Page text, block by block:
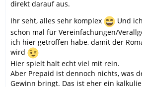
direkt darauf aus.
Ihr seht, alles sehr komplex
Und
schon mal für Vereinfachungen/
ich hier getroffen habe, damit der
wird
Hier spielt halt echt viel mit rein.
Aber Prepaid ist dennoch nichts, was
Gewinn bringt. Das ist eher ein